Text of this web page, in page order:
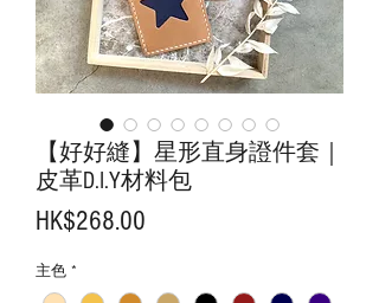
【好好縫】星形直身證件套｜
皮革D.I.Y材料包
HK$268.00
主色 *